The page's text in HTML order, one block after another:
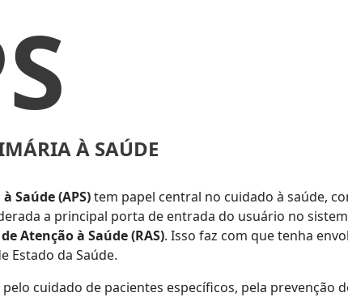
À SAÚDE
Saúde (APS)tem papel central no cuidado à saúde,
a principal porta de entrada do usuário no
Atenção à Saúde (RAS). Isso faz com que tenha
Estado da Saúde.
cuidado de pacientes específicos, pela prevenção